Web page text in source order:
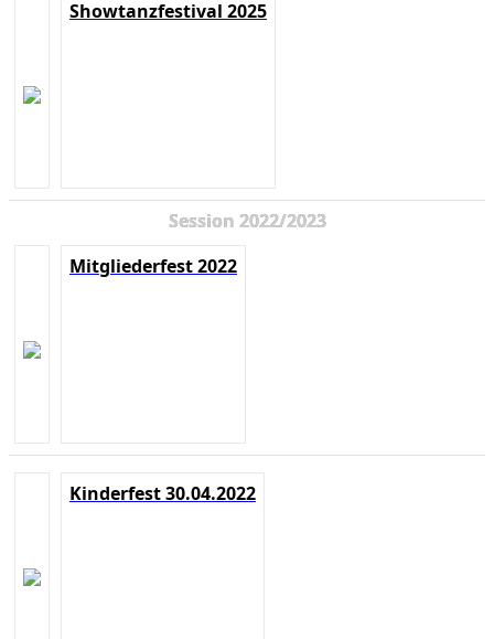
Showtanzfestival 2025
Session 2022/2023
Mitgliederfest 2022
Kinderfest 30.04.2022